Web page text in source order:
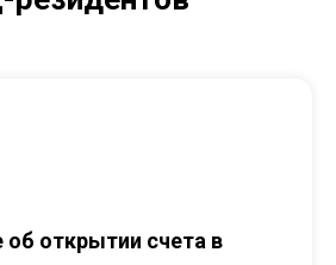
открытии счета в